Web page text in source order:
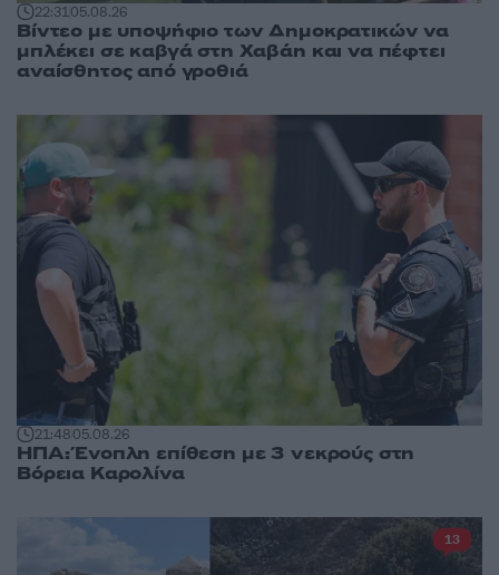
22:3105.08.26
Βίντεο με υποψήφιο των Δημοκρατικών να
μπλέκει σε καβγά στη Χαβάη και να πέφτει
αναίσθητος από γροθιά
21:4805.08.26
ΗΠΑ: Ένοπλη επίθεση με 3 νεκρούς στη
Βόρεια Καρολίνα
13